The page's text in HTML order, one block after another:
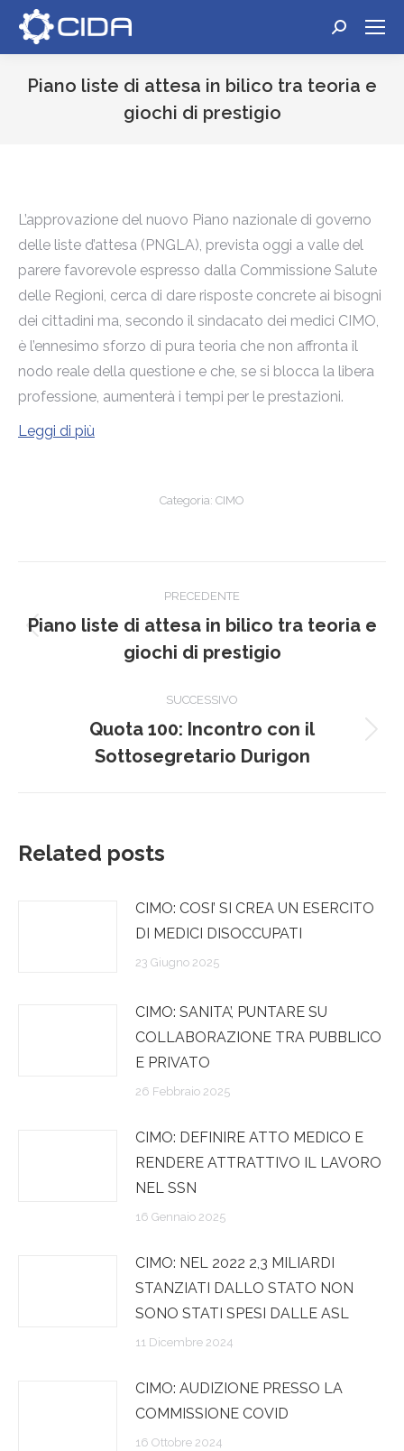
Cerca:
Piano liste di attesa in bilico tra teoria e
giochi di prestigio
L’approvazione del nuovo Piano nazionale di governo
delle liste d’attesa (PNGLA), prevista oggi a valle del
parere favorevole espresso dalla Commissione Salute
delle Regioni, cerca di dare risposte concrete ai bisogni
dei cittadini ma, secondo il sindacato dei medici CIMO,
è l’ennesimo sforzo di pura teoria che non affronta il
nodo reale della questione e che, se si blocca la libera
professione, aumenterà i tempi per le prestazioni.
Leggi di più
Categoria: CIMO
tra
PRECEDENTE
Post
precedente:
Piano liste di attesa in bilico tra teoria e
giochi di prestigio
SUCCESSIVO
Prossimo
post:
Quota 100: Incontro con il
Sottosegretario Durigon
Related posts
CIMO: COSI’ SI CREA UN ESERCITO
DI MEDICI DISOCCUPATI
23 Giugno 2025
CIMO: SANITA’, PUNTARE SU
COLLABORAZIONE TRA PUBBLICO
E PRIVATO
26 Febbraio 2025
CIMO: DEFINIRE ATTO MEDICO E
RENDERE ATTRATTIVO IL LAVORO
NEL SSN
16 Gennaio 2025
CIMO: NEL 2022 2,3 MILIARDI
STANZIATI DALLO STATO NON
SONO STATI SPESI DALLE ASL
11 Dicembre 2024
CIMO: AUDIZIONE PRESSO LA
COMMISSIONE COVID
16 Ottobre 2024